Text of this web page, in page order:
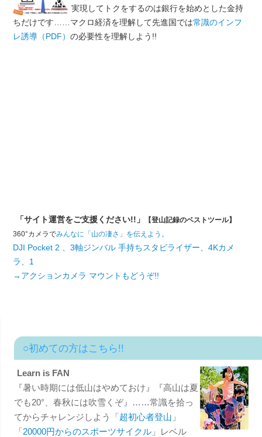
実現してトクをするのは銀行を始めとした金持
ちだけです……マクロ経済を理解して先進国では常識のインフ
レ誘導（PDF） の必要性を理解しよう!!
「サイト運営をご支援ください!!」
【登山記録のベストツール】
360°カメラでみんなに「山の凄さ」を伝えよう。
DJI Pocket 2 、3軸ジンバル 手持ちスタビライザー、4Kカメ
ラ、1
→アクションカメラ マウントもどうぞ!!
○初めての方はこちら!!
Learn is FAN
『暑い時期には低山はやめておけ』『高山は夏
でも20°、春秋には吹雪くぞ』……常識を拾っ
てからチャレンジしよう「超初心者登山 」
「20000円からのスポーツサイクル」レベル